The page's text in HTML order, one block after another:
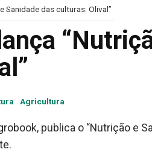
Sanidade das culturas: Olival”
Agricultura
publica o “Nutrição e